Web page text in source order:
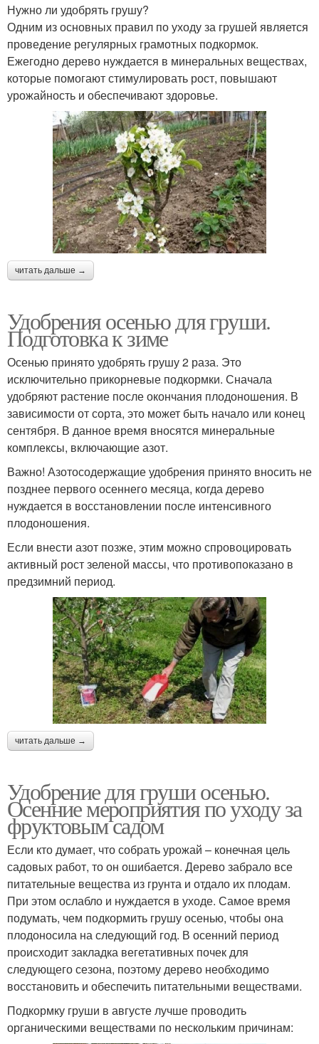
Нужно ли удобрять грушу?
Одним из основных правил по уходу за грушей является
проведение регулярных грамотных подкормок.
Ежегодно дерево нуждается в минеральных веществах,
которые помогают стимулировать рост, повышают
урожайность и обеспечивают здоровье.
читать дальше →
Удобрения осенью для груши.
Подготовка к зиме
Осенью принято удобрять грушу 2 раза. Это
исключительно прикорневые подкормки. Сначала
удобряют растение после окончания плодоношения. В
зависимости от сорта, это может быть начало или конец
сентября. В данное время вносятся минеральные
комплексы, включающие азот.
Важно! Азотосодержащие удобрения принято вносить не
позднее первого осеннего месяца, когда дерево
нуждается в восстановлении после интенсивного
плодоношения.
Если внести азот позже, этим можно спровоцировать
активный рост зеленой массы, что противопоказано в
предзимний период.
читать дальше →
Удобрение для груши осенью.
Осенние мероприятия по уходу за
фруктовым садом
Если кто думает, что собрать урожай – конечная цель
садовых работ, то он ошибается. Дерево забрало все
питательные вещества из грунта и отдало их плодам.
При этом ослабло и нуждается в уходе. Самое время
подумать, чем подкормить грушу осенью, чтобы она
плодоносила на следующий год. В осенний период
происходит закладка вегетативных почек для
следующего сезона, поэтому дерево необходимо
восстановить и обеспечить питательными веществами.
Подкормку груши в августе лучше проводить
органическими веществами по нескольким причинам: